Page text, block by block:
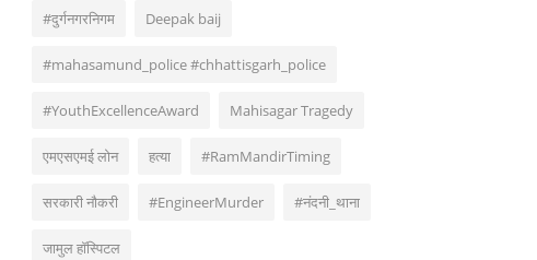
#दुर्गनगरनिगम Deepak baij
#mahasamund_police #chhattisgarh_police
#YouthExcellenceAward Mahisagar Tragedy
एमएसएमई लोन हत्या #RamMandirTiming
सरकारी नौकरी #EngineerMurder #नंदनी_थाना
जामुल हॉस्पिटल